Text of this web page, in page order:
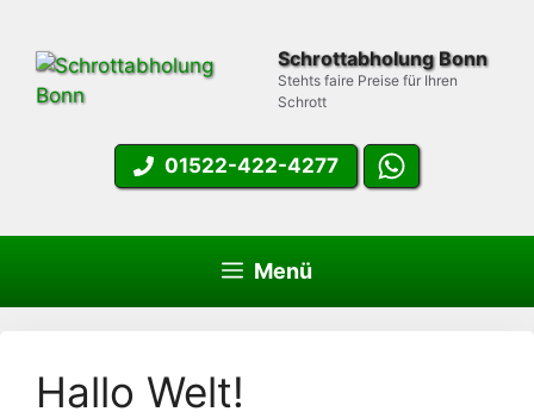
springen
Schrottabholung Bonn
Stehts faire Preise für Ihren
Schrott
01522-422-4277
Menü
Hallo Welt!